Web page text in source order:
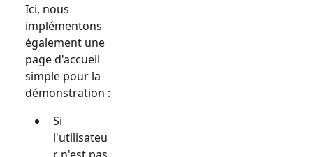
Ici, nous
implémentons
également une
page d'accueil
simple pour la
démonstration :
Si
l'utilisateu